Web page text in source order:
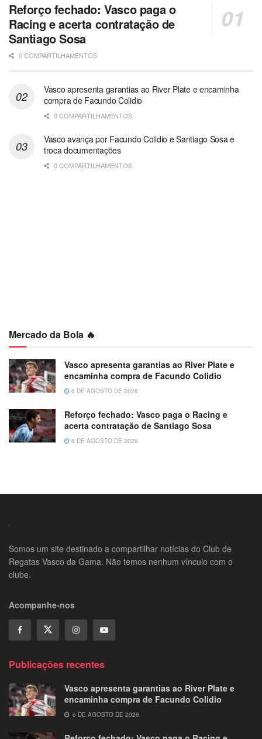
Reforço fechado: Vasco paga o
Racing e acerta contratação de
Santiago Sosa
0 COMPARTILHAMENTOS
Vasco apresenta garantias ao River Plate e encaminha
compra de Facundo Colidio
0 COMPARTILHAMENTOS
Vasco avança por Facundo Colidio e Santiago Sosa e
troca documentações
0 COMPARTILHAMENTOS
Mercado da Bola 🔥
Vasco apresenta garantias ao River Plate e
encaminha compra de Facundo Colidio
6 DE AGOSTO DE 2026
Reforço fechado: Vasco paga o Racing e
acerta contratação de Santiago Sosa
6 DE AGOSTO DE 2026
Somos um site destinado a compartilhar notícias do Club de
Regatas Vasco da Gama. Não temos nenhum vínculo com o
clube.
Acompanhe-nos
Publicações recentes
Vasco apresenta garantias ao River Plate e
encaminha compra de Facundo Colidio
6 DE AGOSTO DE 2026